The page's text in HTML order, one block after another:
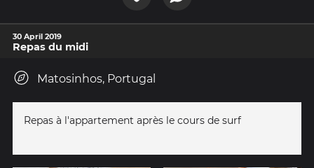
30 April 2019
Repas du midi
Matosinhos, Portugal
Repas à l'appartement après le cours de surf